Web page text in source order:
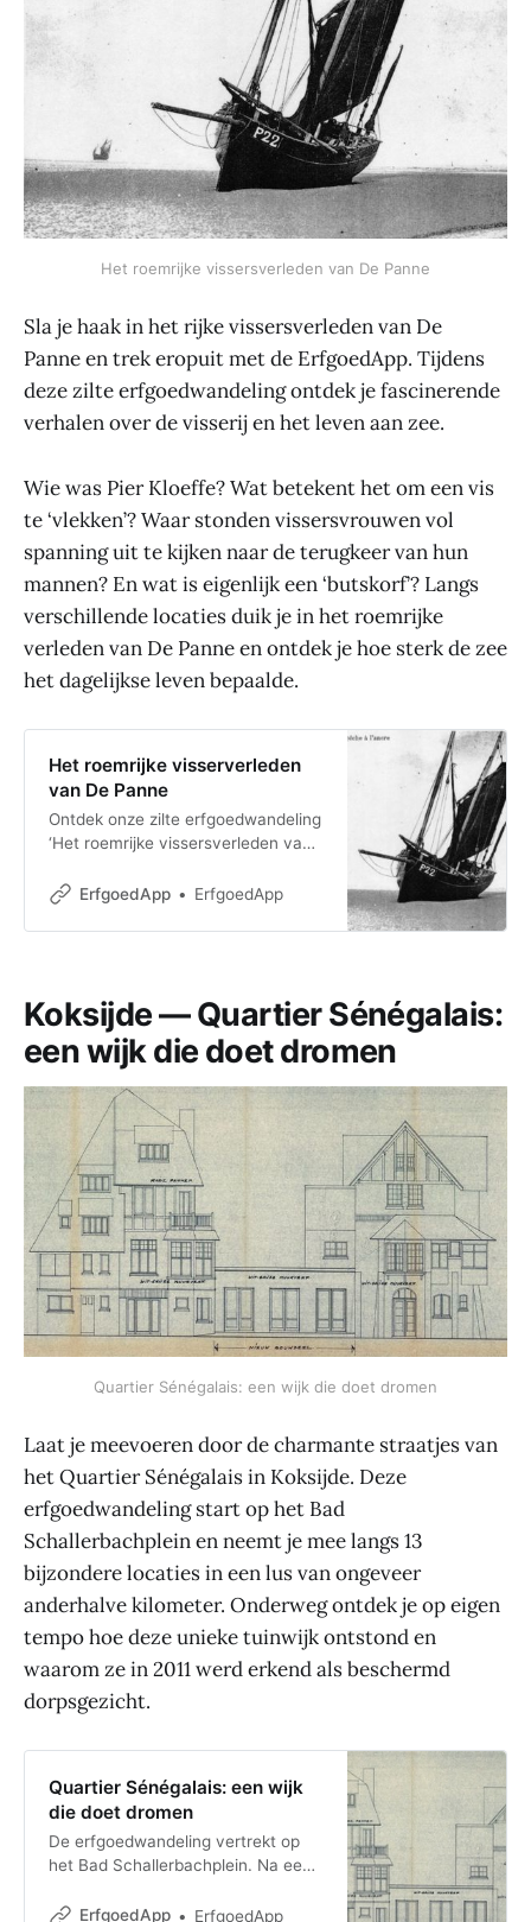
Het roemrijke vissersverleden van De Panne
Sla je haak in het rijke vissersverleden van De
Panne en trek eropuit met de ErfgoedApp. Tijdens
deze zilte erfgoedwandeling ontdek je fascinerende
verhalen over de visserij en het leven aan zee.
Wie was Pier Kloeffe? Wat betekent het om een vis
te ‘vlekken’? Waar stonden vissersvrouwen vol
spanning uit te kijken naar de terugkeer van hun
mannen? En wat is eigenlijk een ‘butskorf’? Langs
verschillende locaties duik je in het roemrijke
verleden van De Panne en ontdek je hoe sterk de zee
het dagelijkse leven bepaalde.
Het roemrijke visserverleden
van De Panne
Ontdek onze zilte erfgoedwandeling
‘Het roemrijke vissersverleden van
vissersverleden, neem de
ErfgoedApp ErfgoedApp
Koksijde — Quartier Sénégalais:
een wijk die doet dromen
Quartier Sénégalais: een wijk die doet dromen
Laat je meevoeren door de charmante straatjes van
het Quartier Sénégalais in Koksijde. Deze
erfgoedwandeling start op het Bad
Schallerbachplein en neemt je mee langs 13
bijzondere locaties in een lus van ongeveer
anderhalve kilometer. Onderweg ontdek je op eigen
tempo hoe deze unieke tuinwijk ontstond en
waarom ze in 2011 werd erkend als beschermd
dorpsgezicht.
Quartier Sénégalais: een wijk
die doet dromen
De erfgoedwandeling vertrekt op
het Bad Schallerbachplein. Na een
en 13 bezienswaardigheden kom je
ErfgoedApp ErfgoedApp